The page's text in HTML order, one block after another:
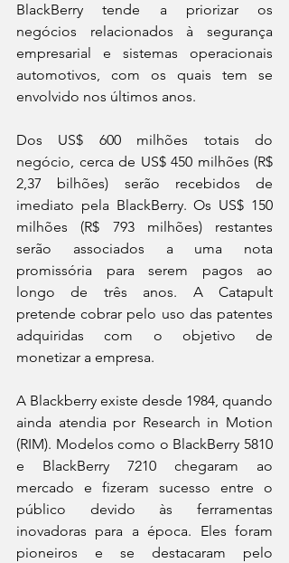
BlackBerry tende a priorizar os
negócios relacionados à segurança
empresarial e sistemas operacionais
automotivos, com os quais tem se
envolvido nos últimos anos.
Dos US$ 600 milhões totais do
negócio, cerca de US$ 450 milhões (R$
2,37 bilhões) serão recebidos de
imediato pela BlackBerry. Os US$ 150
milhões (R$ 793 milhões) restantes
serão associados a uma nota
promissória para serem pagos ao
longo de três anos. A Catapult
pretende cobrar pelo uso das patentes
adquiridas com o objetivo de
monetizar a empresa.
A Blackberry existe desde 1984, quando
ainda atendia por Research in Motion
(RIM). Modelos como o BlackBerry 5810
e BlackBerry 7210 chegaram ao
mercado e fizeram sucesso entre o
público devido às ferramentas
inovadoras para a época. Eles foram
pioneiros e se destacaram pelo